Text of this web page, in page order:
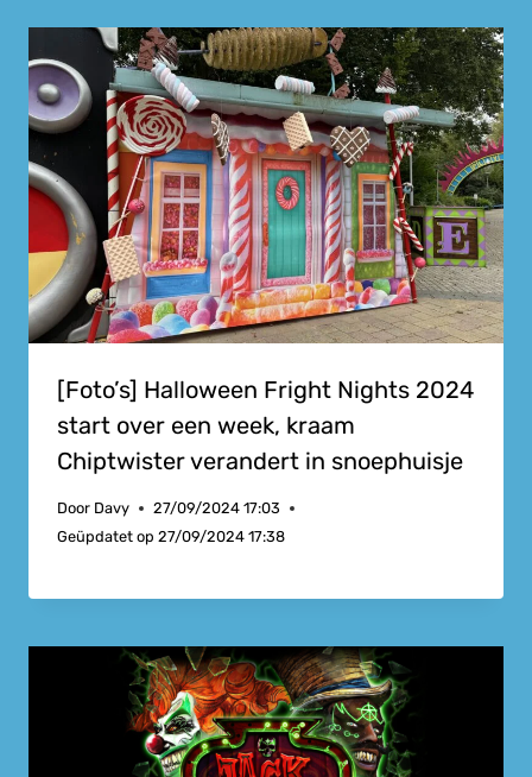
[Foto’s] Halloween Fright Nights 2024
start over een week, kraam
Chiptwister verandert in snoephuisje
Door Davy
27/09/2024 17:03
Geüpdatet op 27/09/2024 17:38